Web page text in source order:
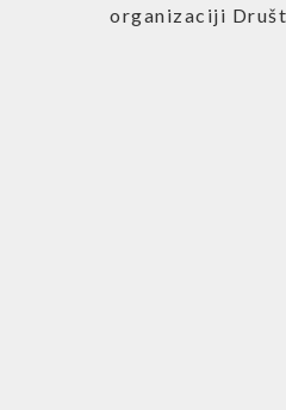
organizaciji